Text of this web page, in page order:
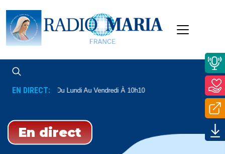
EN DIRECT:
Mathieu Du Lundi Au Vendredi À 10h10
En direct